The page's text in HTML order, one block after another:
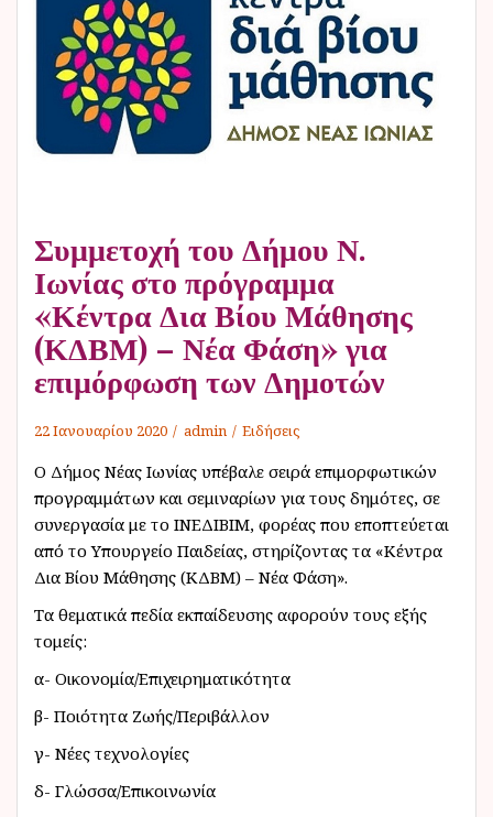
Συμμετοχή του Δήμου Ν.
Ιωνίας στο πρόγραμμα
«Κέντρα Δια Βίου Μάθησης
(ΚΔΒΜ) – Νέα Φάση» για
επιμόρφωση των Δημοτών
22 Ιανουαρίου 2020 admin Ειδήσεις
Ο Δήμος Νέας Ιωνίας υπέβαλε σειρά επιμορφωτικών
προγραμμάτων και σεμιναρίων για τους δημότες, σε
συνεργασία με το ΙΝΕΔΙΒΙΜ, φορέας που εποπτεύεται
από το Υπουργείο Παιδείας, στηρίζοντας τα «Κέντρα
Δια Βίου Μάθησης (ΚΔΒΜ) – Νέα Φάση».
Τα θεματικά πεδία εκπαίδευσης αφορούν τους εξής
τομείς:
α- Οικονομία/Επιχειρηματικότητα
β- Ποιότητα Ζωής/Περιβάλλον
γ- Νέες τεχνολογίες
δ- Γλώσσα/Επικοινωνία